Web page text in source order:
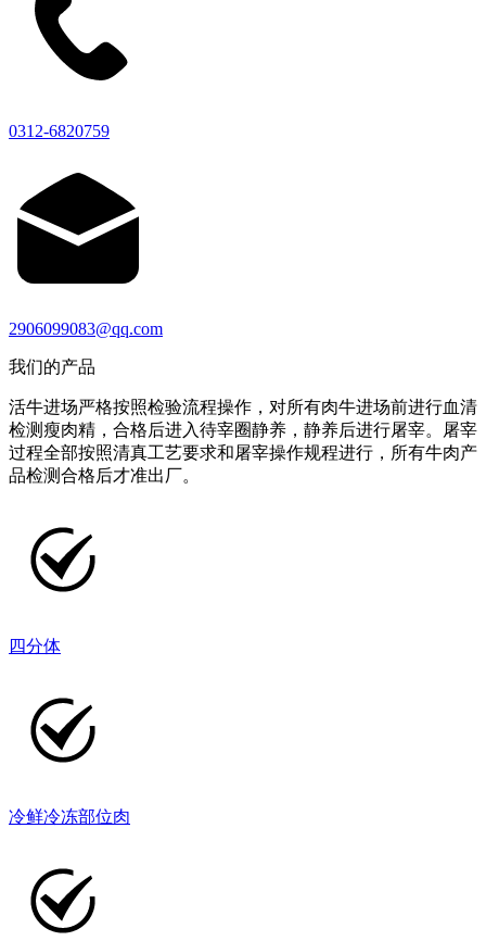
0312-6820759
2906099083@qq.com
我们的产品
活牛进场严格按照检验流程操作，对所有肉牛进场前进行血清
检测瘦肉精，合格后进入待宰圈静养，静养后进行屠宰。屠宰
过程全部按照清真工艺要求和屠宰操作规程进行，所有牛肉产
品检测合格后才准出厂。
四分体
冷鲜冷冻部位肉